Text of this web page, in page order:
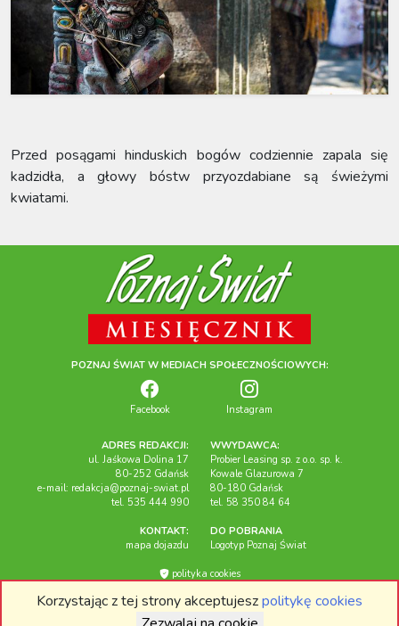
Przed posągami hinduskich bogów codziennie zapala się
kadzidła, a głowy bóstw przyozdabiane są świeżymi
kwiatami.
POZNAJ ŚWIAT W MEDIACH SPOŁECZNOŚCIOWYCH:
Facebook Instagram
ADRES REDAKCJI:
ul. Jaśkowa Dolina 17
80-252 Gdańsk
e-mail: redakcja@poznaj-swiat.pl
tel. 535 444 990
KONTAKT:
mapa dojazdu
WWYDAWCA:
Probier Leasing sp. z o.o. sp. k.
Kowale Glazurowa 7
80-180 Gdańsk
tel. 58 350 84 64
DO POBRANIA
Logotyp Poznaj Świat
polityka cookies
Miesięcznik "Poznaj Świat", 2026r. Wszelkie prawa zastrzeżone.
Korzystając z tej strony akceptujeszpolitykę cookies